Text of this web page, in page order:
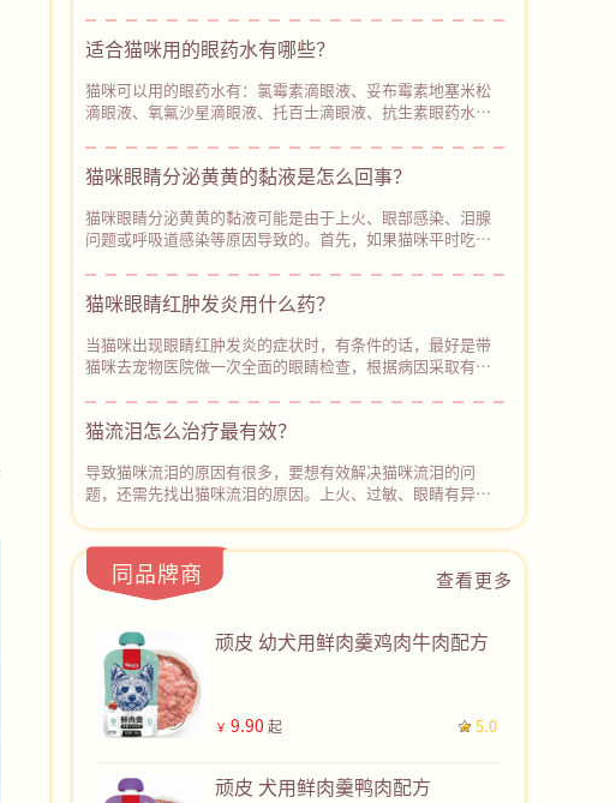
不虚标，可以从根源避开智商税陷阱。
不仅可以覆盖100+种真菌和细菌，而且
时促进受损皮肤修复。
适合猫咪用的眼药水有哪些？‌
猫咪可以用的眼药水有：氯霉素滴眼液、妥布霉素地塞米松
滴眼液、氧氟沙星滴眼液、托百士滴眼液、抗生素眼药水、
的眼药水不同，需要根据猫咪的眼部症状来使用合适的眼药
水。当猫咪出现眼部炎症时，可以给它使用氯霉素滴眼液进
猫咪眼睛分泌黄黄的黏液是怎么回事？
猫咪眼睛分泌黄黄的黏液可能是由于上火、眼部感染、泪腺
问题或呼吸道感染等原因导致的。首先，如果猫咪平时吃的
睛分泌物增多、鼻子干燥、‌眼睛发红等症状。因此，主人平
时要注意使用低盐低脂的猫粮给猫咪喂食。如果猫咪除了眼
宠物医院进行检查和治疗。
猫咪眼睛红肿发炎用什么药？
当猫咪出现眼睛红肿发炎的症状时，有条件的话，最好是带
猫咪去宠物医院做一次全面的眼睛检查，根据病因采取有效
理盐水或宠物专用的眼部清洁液轻轻擦拭它的眼周和眼球表
面，‌去除分泌物和污垢。然后使用抗生素眼药水或眼膏进行
院诊治。
猫流泪怎么治疗最有效？
导致猫咪流泪的原因有很多，要想有效解决猫咪流泪的问
题，还需先找出猫咪流泪的原因。上火、过敏、眼睛有异
果不确定病因且猫咪持续流眼泪，建议及时带猫咪去宠物医
院检查，根据检查结果采取对应的治疗措施，彻底解决猫咪
流泪的问题。
同品牌商 查看更多
顽皮 幼犬用鲜肉羹鸡肉牛肉配方
￥ 9.90 起 5.0
顽皮 犬用鲜肉羹鸭肉配方